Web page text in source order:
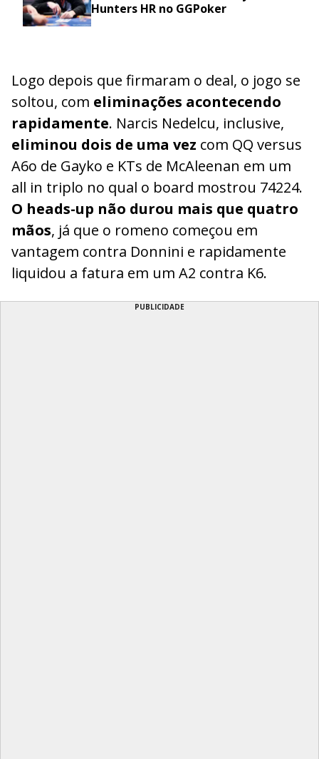
Hunters HR no GGPoker
Logo depois que firmaram o deal, o jogo se
soltou, com eliminações acontecendo
rapidamente. Narcis Nedelcu, inclusive,
eliminou dois de uma vez com QQ versus
A6o de Gayko e KTs de McAleenan em um
all in triplo no qual o board mostrou 74224.
O heads-up não durou mais que quatro
mãos, já que o romeno começou em
vantagem contra Donnini e rapidamente
liquidou a fatura em um A2 contra K6.
PUBLICIDADE